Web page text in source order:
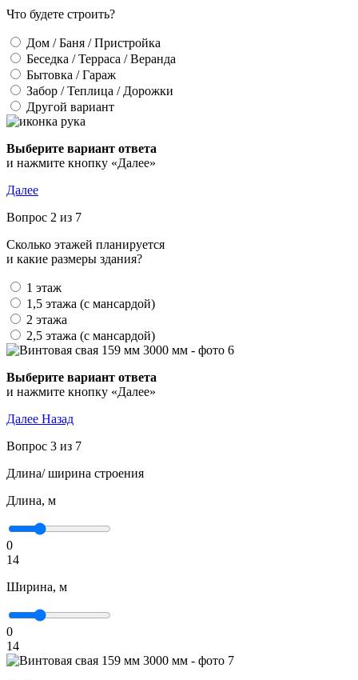
Что будете строить?
Дом / Баня / Пристройка
Беседка / Терраса / Веранда
Бытовка / Гараж
Забор / Теплица / Дорожки
Другой вариант
Выберите вариант ответа
и нажмите кнопку «Далее»
Далее
Вопрос 2 из 7
Сколько этажей планируется
и какие размеры здания?
1 этаж
1,5 этажа (с мансардой)
2 этажа
2,5 этажа (с мансардой)
Выберите вариант ответа
и нажмите кнопку «Далее»
Далее Назад
Вопрос 3 из 7
Длина/ ширина строения
Длина, м
0
14
Ширина, м
0
14